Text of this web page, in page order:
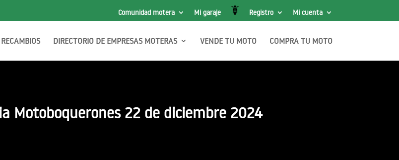
Comunidad motera Mi garaje Registro Mi cuenta
DIRECTORIO DE EMPRESAS MOTERAS VENDE TU MOTO COMPRA TU MOTO
Motoboquerones 22 de diciembre 2024